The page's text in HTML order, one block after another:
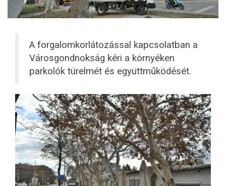
A forgalomkorlátozással kapcsolatban a
Városgondnokság kéri a környéken
parkolók türelmét és együttműködését.